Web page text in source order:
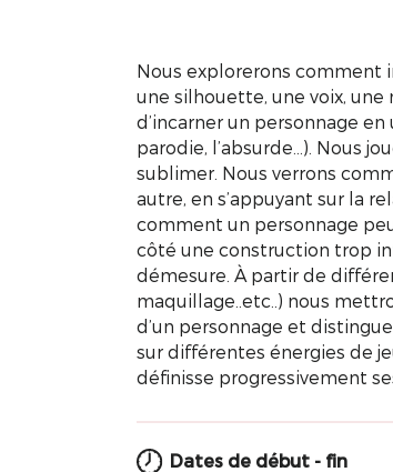
Nous explorerons comment
une silhouette, une voix,
d’incarner un personnage
parodie, l’absurde…). Nous
sublimer. Nous verrons
autre, en s’appuyant sur la
comment un personnage
côté une construction trop
démesure. À partir de
maquillage..etc..) nous
d’un personnage et
sur différentes énergies de
définisse progressivement
Dates de début - fin